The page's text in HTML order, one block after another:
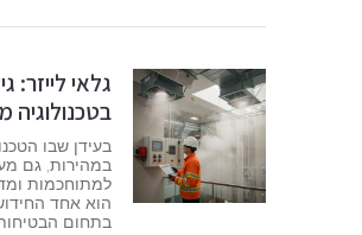
גלאי לייזר:
בעידן שבו
במהירות, גם
למתוחכמות
הוא אחד
בתחום